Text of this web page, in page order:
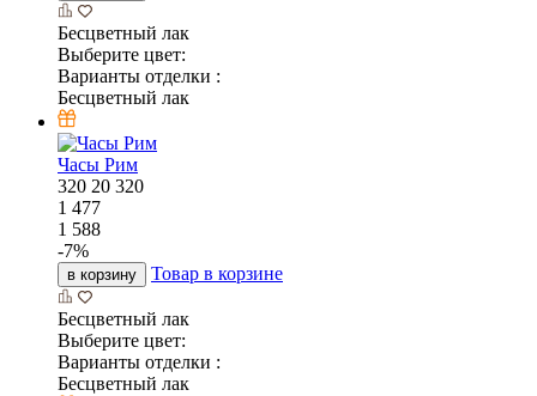
Бесцветный лак
Выберите цвет:
Варианты отделки :
Бесцветный лак
Часы Рим
320 20 320
1 477
1 588
-7%
в корзину Товар в корзине
Бесцветный лак
Выберите цвет:
Варианты отделки :
Бесцветный лак